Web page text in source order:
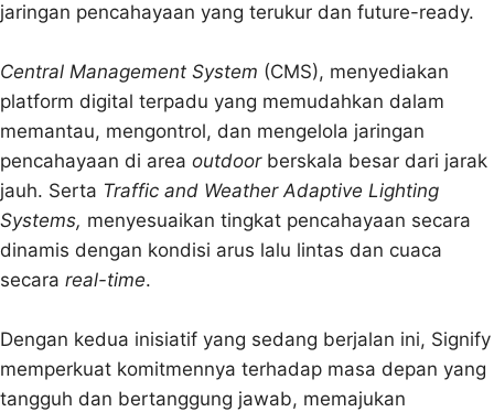
jaringan pencahayaan yang terukur dan future-ready.
Central Management System (CMS), menyediakan
platform digital terpadu yang memudahkan dalam
memantau, mengontrol, dan mengelola jaringan
pencahayaan di area outdoorberskala besar dari jarak
jauh. Serta Traffic and Weather Adaptive Lighting
Systems, menyesuaikan tingkat pencahayaan secara
dinamis dengan kondisi arus lalu lintas dan cuaca
secara real-time.
Dengan kedua inisiatif yang sedang berjalan ini, Signify
memperkuat komitmennya terhadap masa depan yang
tangguh dan bertanggung jawab, memajukan